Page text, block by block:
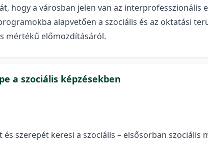
hogy a városban jelen van az interprofesszionális
alapvetően a szociális és az oktatási
mértékű előmozdításáról.
a szociális képzésekben
szerepét keresi a szociális – elsősorban szociális